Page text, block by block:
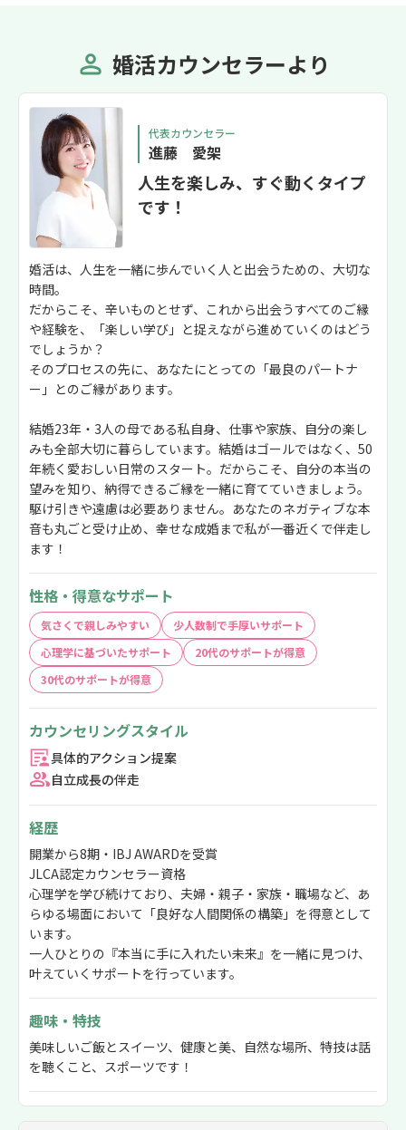
婚活カウンセラーより
代表カウンセラー
進藤 愛架
人生を楽しみ、すぐ動くタイプ
です！
婚活は、人生を一緒に歩んでいく人と出会うための、大切な
時間。
だからこそ、辛いものとせず、これから出会うすべてのご縁
や経験を、「楽しい学び」と捉えながら進めていくのはどう
でしょうか？
そのプロセスの先に、あなたにとっての「最良のパートナ
ー」とのご縁があります。
結婚23年・3人の母である私自身、仕事や家族、自分の楽し
みも全部大切に暮らしています。結婚はゴールではなく、50
年続く愛おしい日常のスタート。だからこそ、自分の本当の
望みを知り、納得できるご縁を一緒に育てていきましょう。
駆け引きや遠慮は必要ありません。あなたのネガティブな本
音も丸ごと受け止め、幸せな成婚まで私が一番近くで伴走し
ます！
性格・得意なサポート
気さくで親しみやすい
少人数制で手厚いサポート
心理学に基づいたサポート
20代のサポートが得意
30代のサポートが得意
カウンセリングスタイル
具体的アクション提案
自立成長の伴走
経歴
開業から8期・IBJ AWARDを受賞
JLCA認定カウンセラー資格
心理学を学び続けており、夫婦・親子・家族・職場など、あ
らゆる場面において「良好な人間関係の構築」を得意として
います。
一人ひとりの『本当に手に入れたい未来』を一緒に見つけ、
叶えていくサポートを行っています。
趣味・特技
美味しいご飯とスイーツ、健康と美、自然な場所、特技は話
を聴くこと、スポーツです！